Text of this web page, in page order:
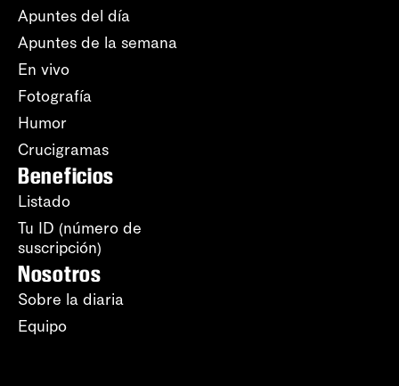
Apuntes del día
Apuntes de la semana
En vivo
Fotografía
Humor
Crucigramas
Beneficios
Listado
Tu ID (número de
suscripción)
Nosotros
Sobre la diaria
Equipo